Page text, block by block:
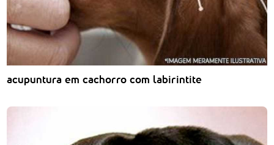
acupuntura em cachorro com labirintite